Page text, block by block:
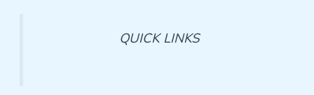
QUICK LINKS